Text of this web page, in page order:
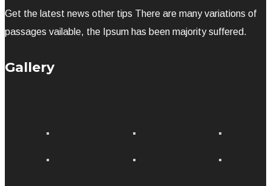
Get the latest news other tips There are many variations of
passages vailable, the Ipsum has been majority suffered.
Gallery